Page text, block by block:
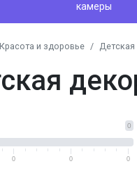
камеры
Красота и здоровье
0
0 0 0